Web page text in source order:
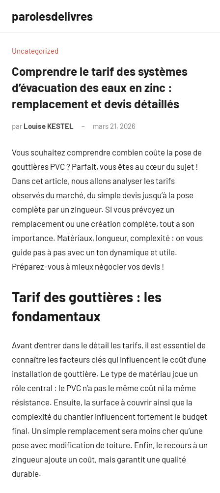
contenu
parolesdelivres
Uncategorized
Comprendre le tarif des systèmes
d’évacuation des eaux en zinc :
remplacement et devis détaillés
par Louise KESTEL mars 21, 2026
Vous souhaitez comprendre combien coûte la pose de
gouttières PVC ? Parfait, vous êtes au cœur du sujet !
Dans cet article, nous allons analyser les tarifs
observés du marché, du simple devis jusqu’à la pose
complète par un zingueur. Si vous prévoyez un
remplacement ou une création complète, tout a son
importance. Matériaux, longueur, complexité : on vous
guide pas à pas avec un ton dynamique et utile.
Préparez-vous à mieux négocier vos devis !
Tarif des gouttières : les
fondamentaux
Avant d’entrer dans le détail les tarifs, il est essentiel de
connaître les facteurs clés qui influencent le coût d’une
installation de gouttière. Le type de matériau joue un
rôle central : le PVC n’a pas le même coût ni la même
résistance. Ensuite, la surface à couvrir ainsi que la
complexité du chantier influencent fortement le budget
final. Un simple remplacement sera moins cher qu’une
pose avec modification de toiture. Enfin, le recours à un
zingueur ajoute un coût, mais garantit une qualité
durable.